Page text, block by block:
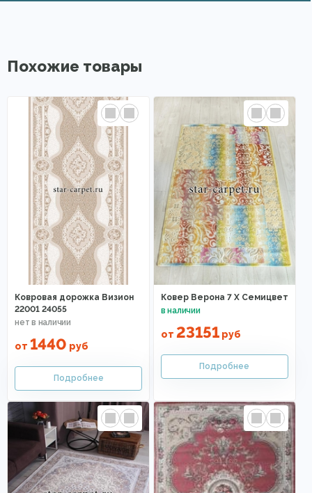
Похожие товары
Ковровая дорожка Визион
22001 24055
от 1440 руб
Ковер Верона 7 X Семицвет
от 23151руб